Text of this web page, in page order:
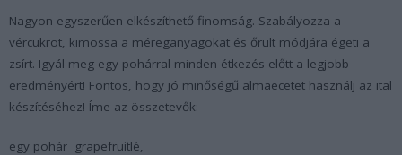
Nagyon egyszerűen elkészíthető finomság. Szabályozza a
vércukrot, kimossa a méreganyagokat és őrült módjára égeti a
zsírt. Igyál meg egy pohárral minden étkezés előtt a legjobb
eredményért! Fontos, hogy jó minőségű almaecetet használj az ital
készítéséhez! Íme az összetevők:
egy pohár grapefruitlé,